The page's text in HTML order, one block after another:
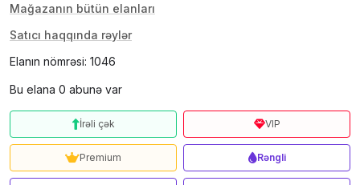
Mağazanın bütün elanları
Satıcı haqqında rəylər
Elanın nömrəsi: 1046
Bu elana 0 abunə var
İrəli çək VIP
Premium Rəngli